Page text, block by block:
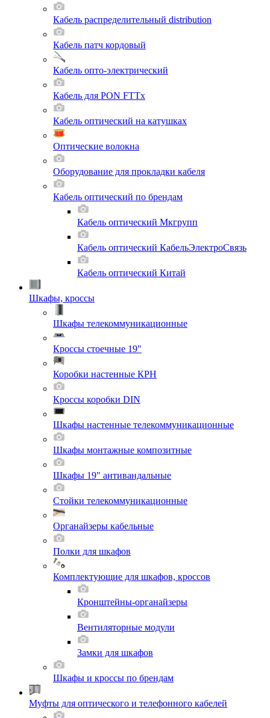
Кабель распределительный distribution
Кабель патч кордовый
Кабель опто-электрический
Кабель для PON FTTx
Кабель оптический на катушках
Оптические волокна
Оборудование для прокладки кабеля
Кабель оптический по брендам
Кабель оптический Мкгрупп
Кабель оптический КабельЭлектроСвязь
Кабель оптический Китай
Шкафы, кроссы
Шкафы телекоммуникационные
Кроссы стоечные 19"
Коробки настенные КРН
Кроссы коробки DIN
Шкафы настенные телекоммуникационные
Шкафы монтажные композитные
Шкафы 19" антивандальные
Стойки телекоммуникационные
Органайзеры кабельные
Полки для шкафов
Комплектующие для шкафов, кроссов
Кронштейны-органайзеры
Вентиляторные модули
Замки для шкафов
Шкафы и кроссы по брендам
Муфты для оптического и телефонного кабелей